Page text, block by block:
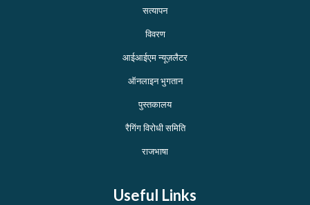
सत्यापन
विवरण
आईआईएम न्यूज़लैटर
ऑनलाइन भुगतान
पुस्तकालय
रैगिंग विरोधी समिति
राजभाषा
Useful Links